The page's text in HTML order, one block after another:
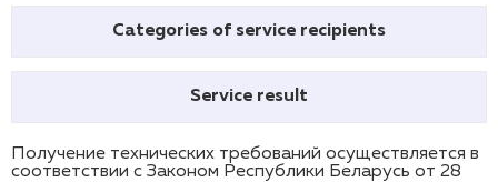
Categories of service recipients
Service result
Получение технических требований осуществляется в
соответствии с Законом Республики Беларусь от 28